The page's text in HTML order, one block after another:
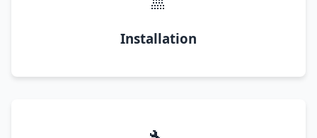
Installation